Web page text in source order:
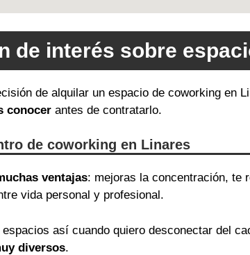
de interés sobre
de alquilar un espacio de coworking en
conocer antes de contratarlo.
de coworking en Linares
ventajas: mejoras la concentración, te
vida personal y profesional.
así cuando quiero desconectar del
diversos.